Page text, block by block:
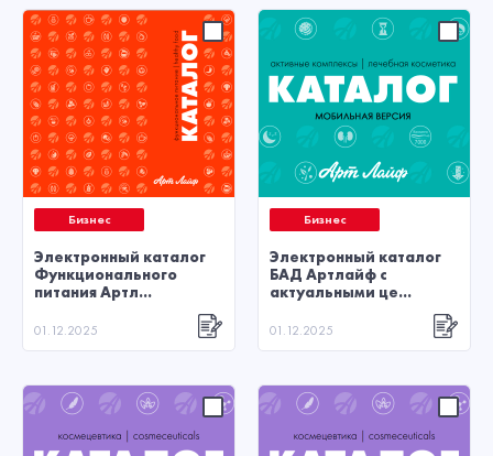
Бизнес
Электронный каталог
Функционального
питания Артл...
01.12.2025
Бизнес
Электронный каталог
БАД Артлайф с
актуальными це...
01.12.2025